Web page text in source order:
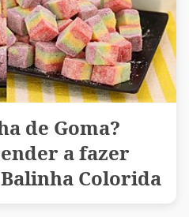
de Goma?
a fazer
Colorida